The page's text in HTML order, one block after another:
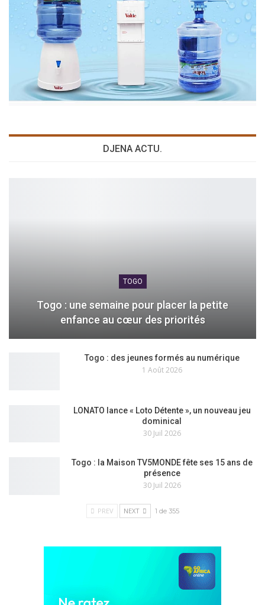
DJENA ACTU.
TOGO
Togo : une semaine pour placer la petite
enfance au cœur des priorités
Togo : des jeunes formés au numérique
1 Août 2026
LONATO lance « Loto Détente », un nouveau jeu
dominical
30 Juil 2026
Togo : la Maison TV5MONDE fête ses 15 ans de
présence
30 Juil 2026
PREV NEXT 1 de 355